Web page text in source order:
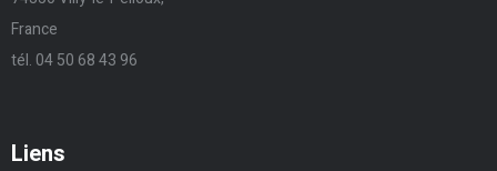
France
tél. 04 50 68 43 96
Liens